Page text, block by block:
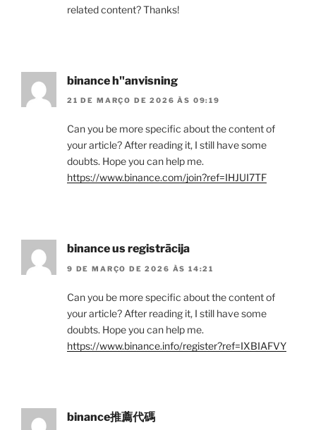
related content? Thanks!
binance h"anvisning
21 DE MARÇO DE 2026 ÀS 09:19
Can you be more specific about the content of
your article? After reading it, I still have some
doubts. Hope you can help me.
https://www.binance.com/join?ref=IHJUI7TF
binance us registrācija
9 DE MARÇO DE 2026 ÀS 14:21
Can you be more specific about the content of
your article? After reading it, I still have some
doubts. Hope you can help me.
https://www.binance.info/register?ref=IXBIAFVY
binance推薦代碼